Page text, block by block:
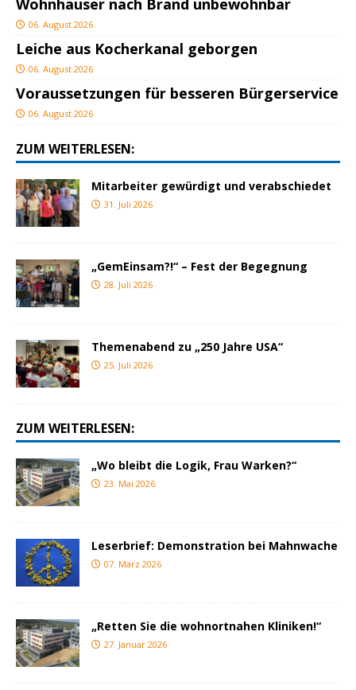
06. August 2026
Leiche aus Kocherkanal geborgen
06. August 2026
Voraussetzungen für besseren Bürgerservice
06. August 2026
ZUM WEITERLESEN:
Mitarbeiter gewürdigt und verabschiedet
31. Juli 2026
„GemEinsam?!“ – Fest der Begegnung
28. Juli 2026
Themenabend zu „250 Jahre USA“
25. Juli 2026
ZUM WEITERLESEN:
„Wo bleibt die Logik, Frau Warken?“
23. Mai 2026
Leserbrief: Demonstration bei Mahnwache
07. März 2026
„Retten Sie die wohnortnahen Kliniken!“
27. Januar 2026